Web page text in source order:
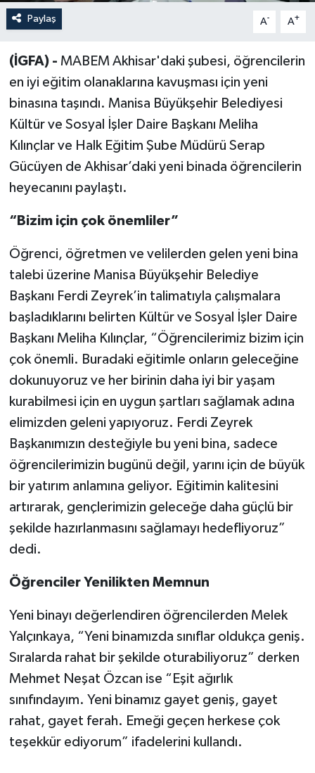
Paylaş A- A+
(İGFA) - MABEM Akhisar'daki şubesi, öğrencilerin
en iyi eğitim olanaklarına kavuşması için yeni
binasına taşındı. Manisa Büyükşehir Belediyesi
Kültür ve Sosyal İşler Daire Başkanı Meliha
Kılınçlar ve Halk Eğitim Şube Müdürü Serap
Gücüyen de Akhisar’daki yeni binada öğrencilerin
heyecanını paylaştı.
“Bizim için çok önemliler”
Öğrenci, öğretmen ve velilerden gelen yeni bina
talebi üzerine Manisa Büyükşehir Belediye
Başkanı Ferdi Zeyrek’in talimatıyla çalışmalara
başladıklarını belirten Kültür ve Sosyal İşler Daire
Başkanı Meliha Kılınçlar, “Öğrencilerimiz bizim için
çok önemli. Buradaki eğitimle onların geleceğine
dokunuyoruz ve her birinin daha iyi bir yaşam
kurabilmesi için en uygun şartları sağlamak adına
elimizden geleni yapıyoruz. Ferdi Zeyrek
Başkanımızın desteğiyle bu yeni bina, sadece
öğrencilerimizin bugünü değil, yarını için de büyük
bir yatırım anlamına geliyor. Eğitimin kalitesini
artırarak, gençlerimizin geleceğe daha güçlü bir
şekilde hazırlanmasını sağlamayı hedefliyoruz”
dedi.
Öğrenciler Yenilikten Memnun
Yeni binayı değerlendiren öğrencilerden Melek
Yalçınkaya, “Yeni binamızda sınıflar oldukça geniş.
Sıralarda rahat bir şekilde oturabiliyoruz” derken
Mehmet Neşat Özcan ise “Eşit ağırlık
sınıfındayım. Yeni binamız gayet geniş, gayet
rahat, gayet ferah. Emeği geçen herkese çok
teşekkür ediyorum” ifadelerini kullandı.